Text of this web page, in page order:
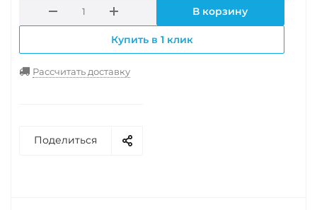
В корзину
Купить в 1 клик
Рассчитать доставку
Поделиться